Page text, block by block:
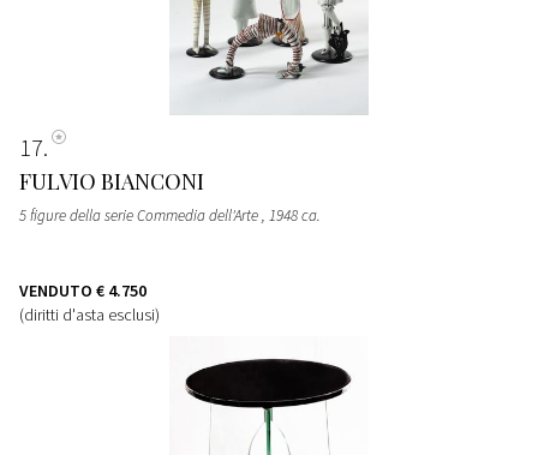
17
FULVIO BIANCONI
5 figure della serie Commedia dell'Arte, 1948 ca.
VENDUTO € 4.750
(diritti d'asta esclusi)